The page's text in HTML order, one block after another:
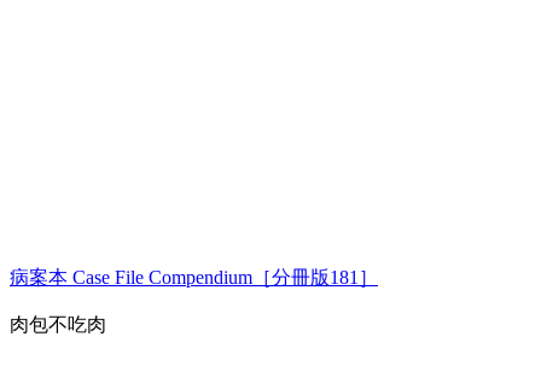
病案本 Case File Compendium［分冊版181］
肉包不吃肉